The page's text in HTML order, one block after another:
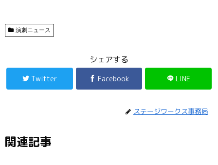
演劇ニュース
シェアする
Twitter Facebook LINE
ステージワークス事務局
関連記事